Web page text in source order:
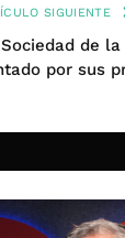
SIGUIENTE
de
por sus